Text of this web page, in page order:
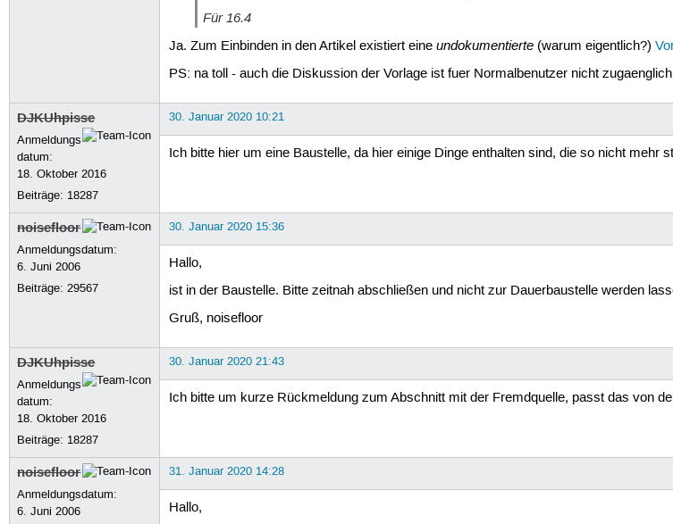
Für 16.4
Ja. Zum Einbinden in den Artikel existiert eine undokumentierte(warum eigentlich?)
PS: na toll - auch die Diskussion der Vorlage ist fuer Normalbenutzer nicht
DJKUhpisse
Anmeldungs
datum:
18. Oktober 2016
Beiträge: 18287
30. Januar 2020 10:21
Ich bitte hier um eine Baustelle, da hier einige Dinge enthalten sind, die so nicht mehr
noisefloor
Anmeldungsdatum:
6. Juni 2006
Beiträge:29567
30. Januar 2020 15:36
Hallo,
ist in der Baustelle. Bitte zeitnah abschließen und nicht zur Dauerbaustelle werden
Gruß, noisefloor
DJKUhpisse
Anmeldungs
datum:
18. Oktober 2016
Beiträge: 18287
30. Januar 2020 21:43
Ich bitte um kurze Rückmeldung zum Abschnitt mit der Fremdquelle, passt das von
noisefloor
Anmeldungsdatum:
6. Juni 2006
31. Januar 2020 14:28
Hallo,